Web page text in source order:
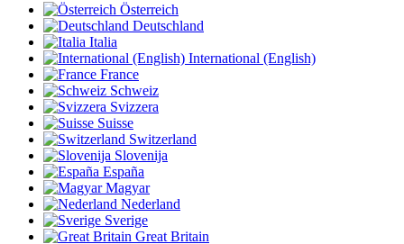
Österreich
Deutschland
Italia
International (English)
France
Schweiz
Svizzera
Suisse
Switzerland
Slovenija
España
Magyar
Nederland
Sverige
Great Britain